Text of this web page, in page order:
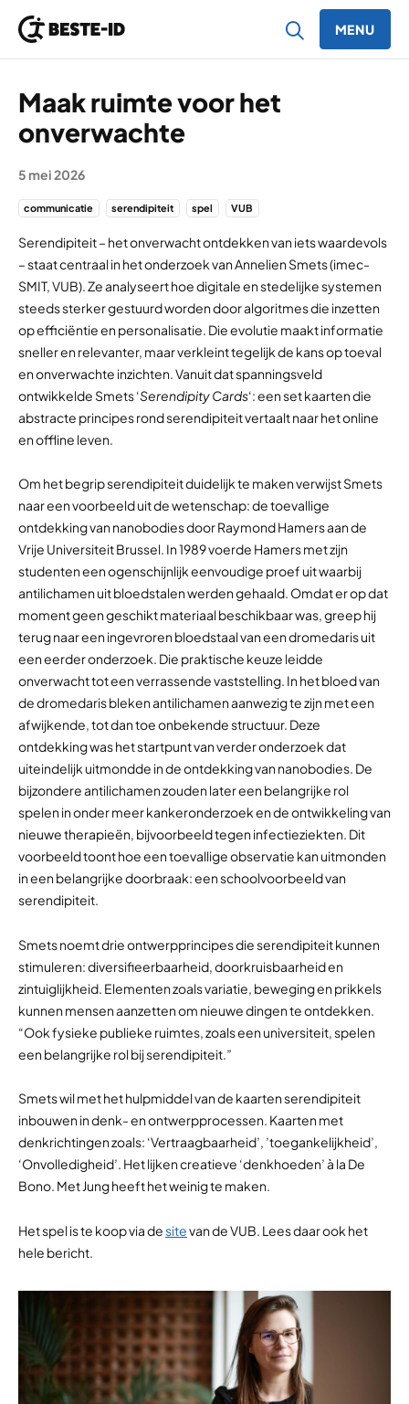
MENU
Maak ruimte voor het
onverwachte
5 mei 2026
communicatie serendipiteit spel VUB
Serendipiteit – het onverwacht ontdekken van iets waardevols
– staat centraal in het onderzoek van Annelien Smets (imec-
SMIT, VUB). Ze analyseert hoe digitale en stedelijke systemen
steeds sterker gestuurd worden door algoritmes die inzetten
op efficiëntie en personalisatie. Die evolutie maakt informatie
sneller en relevanter, maar verkleint tegelijk de kans op toeval
en onverwachte inzichten. Vanuit dat spanningsveld
ontwikkelde Smets ‘Serendipity Cards‘: een set kaarten die
abstracte principes rond serendipiteit vertaalt naar het online
en offline leven.
Om het begrip serendipiteit duidelijk te maken verwijst Smets
naar een voorbeeld uit de wetenschap: de toevallige
ontdekking van nanobodies door Raymond Hamers aan de
Vrije Universiteit Brussel. In 1989 voerde Hamers met zijn
studenten een ogenschijnlijk eenvoudige proef uit waarbij
antilichamen uit bloedstalen werden gehaald. Omdat er op dat
moment geen geschikt materiaal beschikbaar was, greep hij
terug naar een ingevroren bloedstaal van een dromedaris uit
een eerder onderzoek. Die praktische keuze leidde
onverwacht tot een verrassende vaststelling. In het bloed van
de dromedaris bleken antilichamen aanwezig te zijn met een
afwijkende, tot dan toe onbekende structuur. Deze
ontdekking was het startpunt van verder onderzoek dat
uiteindelijk uitmondde in de ontdekking van nanobodies. De
bijzondere antilichamen zouden later een belangrijke rol
spelen in onder meer kankeronderzoek en de ontwikkeling van
nieuwe therapieën, bijvoorbeeld tegen infectieziekten. Dit
voorbeeld toont hoe een toevallige observatie kan uitmonden
in een belangrijke doorbraak: een schoolvoorbeeld van
serendipiteit.
Smets noemt drie ontwerpprincipes die serendipiteit kunnen
stimuleren: diversifieerbaarheid, doorkruisbaarheid en
zintuiglijkheid. Elementen zoals variatie, beweging en prikkels
kunnen mensen aanzetten om nieuwe dingen te ontdekken.
“Ook fysieke publieke ruimtes, zoals een universiteit, spelen
een belangrijke rol bij serendipiteit.”
Smets wil met het hulpmiddel van de kaarten serendipiteit
inbouwen in denk- en ontwerpprocessen. Kaarten met
denkrichtingen zoals: ‘Vertraagbaarheid’, ’toegankelijkheid’,
‘Onvolledigheid’. Het lijken creatieve ‘denkhoeden’ à la De
Bono. Met Jung heeft het weinig te maken.
Het spel is te koop via de sitevan de VUB. Lees daar ook het
hele bericht.